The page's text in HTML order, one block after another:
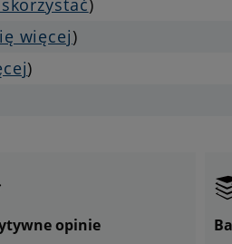
)
więcej)
)
opinie